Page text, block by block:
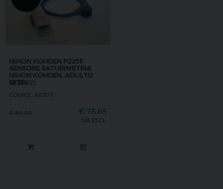
NIHON KOHDEN P225F
SENSORE SATURIMETRIA
NIHON KOHDEN, ADULTO
DITO
NESMED
CODICE: AD3711
€ 75,65
IVA ESCL.